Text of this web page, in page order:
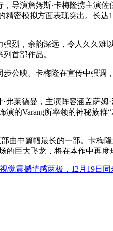
导演詹姆斯·卡梅隆携主演
密模拟方面表现突出。长
烈，余韵深远，令人久久
首部作品。
公映。卡梅隆在宣传中强
莱德曼，主演阵容涵盖萨
的Varang所率领的神秘族
曲中篇幅最长的一部。卡梅
巨大飞龙，将在本作中再度
觉震撼情感两极，12月19日